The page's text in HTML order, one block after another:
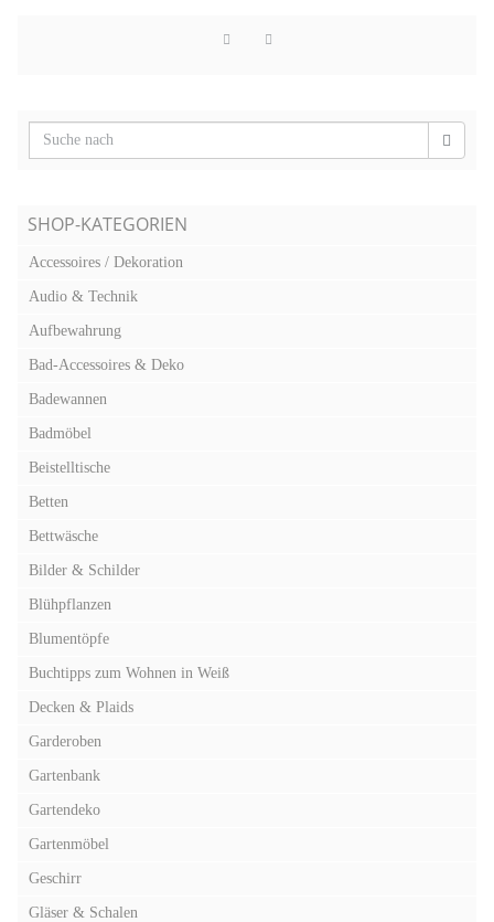
SHOP-KATEGORIEN
Accessoires / Dekoration
Audio & Technik
Aufbewahrung
Bad-Accessoires & Deko
Badewannen
Badmöbel
Beistelltische
Betten
Bettwäsche
Bilder & Schilder
Blühpflanzen
Blumentöpfe
Buchtipps zum Wohnen in Weiß
Decken & Plaids
Garderoben
Gartenbank
Gartendeko
Gartenmöbel
Geschirr
Gläser & Schalen